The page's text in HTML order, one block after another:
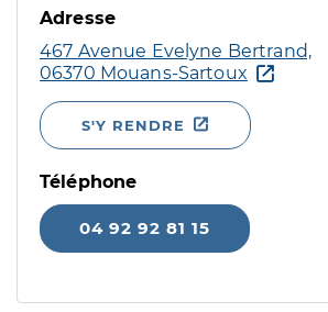
Adresse
467 Avenue Evelyne Bertrand,
06370 Mouans-Sartoux
S'Y RENDRE
Téléphone
04 92 92 81 15